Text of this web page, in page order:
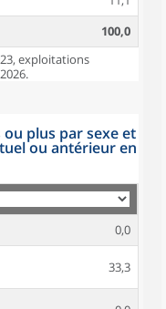
100,0
exploitations
ou plus par sexe et
ou antérieur en
0,0
33,3